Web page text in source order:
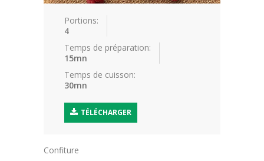
Conseils nutritionnels
Petits plats de bébé
Trucs et astuces
Comment utiliser les différentes
farine
Tout savoir sur le Chocolat
Portions:
4
Temps de préparation:
15mn
Temps de cuisson:
30mn
TÉLÉCHARGER
Confiture